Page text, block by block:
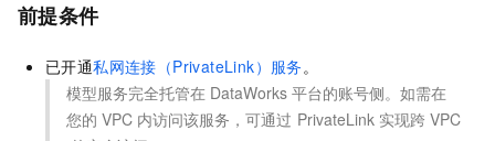
前提条件
已开通私网连接（PrivateLink）服务。
模型服务完全托管在 DataWorks 平台的账号侧。如需在
您的 VPC 内访问该服务，可通过 PrivateLink 实现跨 VPC